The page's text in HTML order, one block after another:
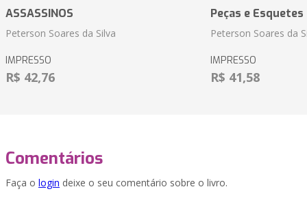
ASSASSINOS
Peterson Soares da Silva
IMPRESSO
R$ 42,76
Peças e
Peterson Soares da
IMPRESSO
R$ 41,58
Comentários
Faça o login deixe o seu comentário sobre o livro.